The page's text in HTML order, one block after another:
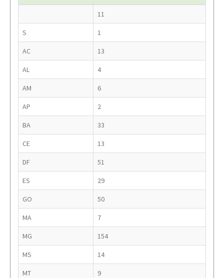
11
S 1
AC 13
AL 4
AM 6
AP 2
BA 33
CE 13
DF 51
ES 29
GO 50
MA 7
MG 154
MS 14
MT 9